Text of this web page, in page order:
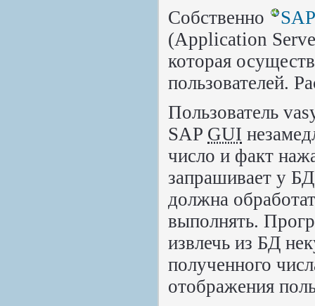
Собственно
SAP
(Application
которая
пользователей.
Пользователь
SAP GUI
число и факт
запрашивает у
должна
выполнять.
извлечь из БД
полученного
отображения